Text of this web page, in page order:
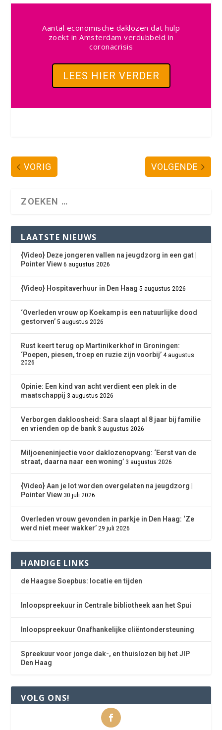
Aantal economische daklozen dat hulp
zoekt in Amsterdam verdubbeld in
coronacrisis
LEES HIER VERDER
VORIG VOLGENDE
LAATSTE NIEUWS
{Video} Deze jongeren vallen na jeugdzorg in een gat |
Pointer View 6 augustus 2026
{Video} Hospitaverhuur in Den Haag 5 augustus 2026
‘Overleden vrouw op Koekamp is een natuurlijke dood
gestorven’ 5 augustus 2026
Rust keert terug op Martinikerkhof in Groningen:
‘Poepen, piesen, troep en ruzie zijn voorbij’ 4 augustus
2026
Opinie: Een kind van acht verdient een plek in de
maatschappij 3 augustus 2026
Verborgen dakloosheid: Sara slaapt al 8 jaar bij familie
en vrienden op de bank 3 augustus 2026
Miljoeneninjectie voor daklozenopvang: ‘Eerst van de
straat, daarna naar een woning’ 3 augustus 2026
{Video} Aan je lot worden overgelaten na jeugdzorg |
Pointer View 30 juli 2026
Overleden vrouw gevonden in parkje in Den Haag: ‘Ze
werd niet meer wakker’ 29 juli 2026
HANDIGE LINKS
de Haagse Soepbus: locatie en tijden
Inloopspreekuur in Centrale bibliotheek aan het Spui
Inloopspreekuur Onafhankelijke cliëntondersteuning
Spreekuur voor jonge dak-, en thuislozen bij het JIP
Den Haag
VOLG ONS!